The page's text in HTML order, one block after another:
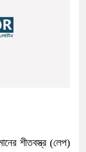
শীতবস্ত্র (লেপ)